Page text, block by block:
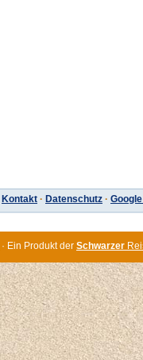
Kontakt · Datenschutz ·
· Ein Produkt der Schwarzer